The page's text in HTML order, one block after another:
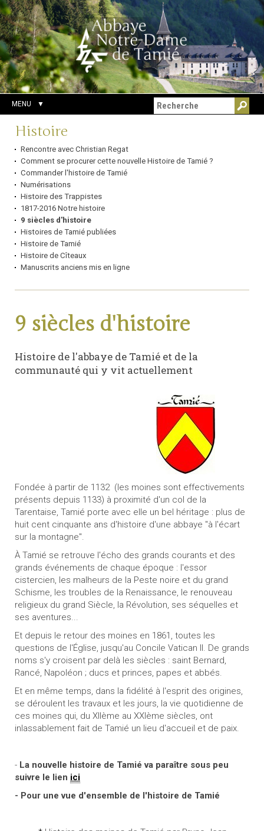
Aller
au
contenu.
|
Aller
à
la
navigation
Outils
personnels
Chercher par
Recherche
avancée…
MENU
Navigation
Histoire
Rencontre avec Christian Regat
Comment se procurer cette nouvelle Histoire de Tamié ?
Commander l'histoire de Tamié
Numérisations
Histoire des Trappistes
1817-2016 Notre histoire
9 siècles d'histoire
Histoires de Tamié publiées
Histoire de Tamié
Histoire de Cîteaux
Manuscrits anciens mis en ligne
9 siècles d'histoire
Histoire de l'abbaye de Tamié et de la
communauté qui y vit actuellement
Fondée à partir de 1132 (les moines sont effectivements
présents depuis 1133) à proximité d'un col de la
Tarentaise, Tamié porte avec elle un bel héritage : plus de
huit cent cinquante ans d'histoire d'une abbaye "à l'écart
sur la montagne".
À Tamié se retrouve l'écho des grands courants et des
grands événements de chaque époque : l'essor
cistercien, les malheurs de la Peste noire et du grand
Schisme, les troubles de la Renaissance, le renouveau
religieux du grand Siècle, la Révolution, ses séquelles et
ses aventures...
Et depuis le retour des moines en 1861, toutes les
questions de l'Église, jusqu'au Concile Vatican II. De grands
noms s'y croisent par delà les siècles : saint Bernard,
Rancé, Napoléon ; ducs et princes, papes et abbés.
Et en même temps, dans la fidélité à l'esprit des origines,
se déroulent les travaux et les jours, la vie quotidienne de
ces moines qui, du XIIème au XXIème siècles, ont
inlassablement fait de Tamié un lieu d'accueil et de paix.
- La nouvelle histoire de Tamié va paraître sous peu
suivre le lien ici
- Pour une vue d'ensemble de l'histoire de Tamié